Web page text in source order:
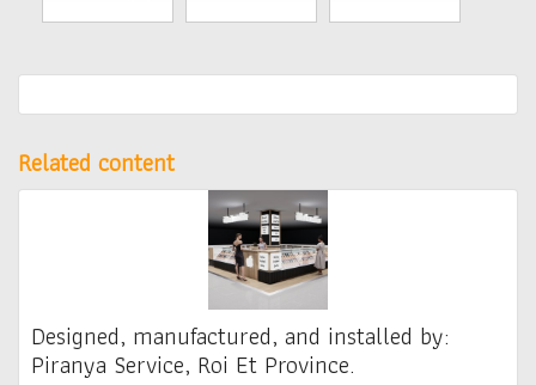
Related content
Designed, manufactured, and installed by:
Piranya Service, Roi Et Province.